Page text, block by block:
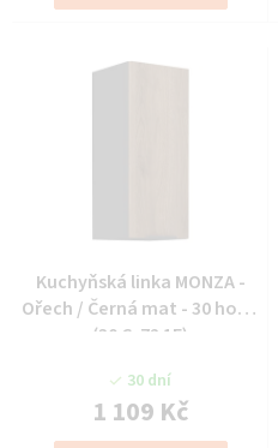
Kuchyňská linka MONZA -
Ořech / Černá mat - 30 horní
(30 G-72 1F)
30 dní
1 109 Kč